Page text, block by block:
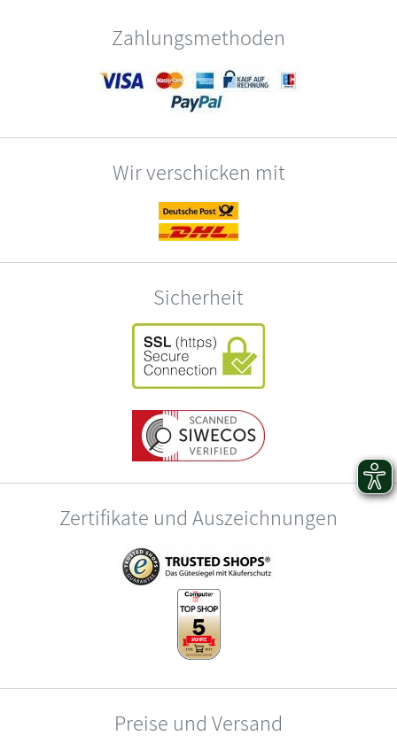
Zahlungsmethoden
Wir verschicken mit
Sicherheit
Zertifikate und Auszeichnungen
Preise und Versand